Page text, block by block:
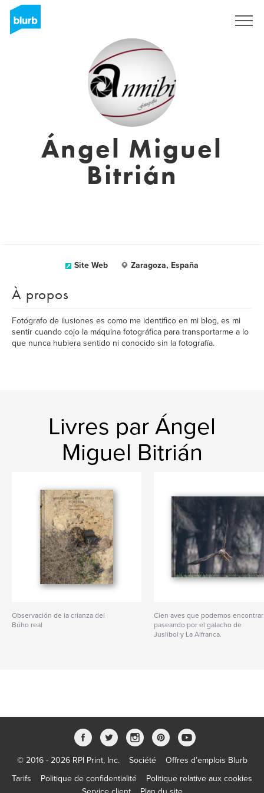
Ángel Miguel
Bitrián
Site Web Zaragoza, España
À propos
Fotógrafo de ilusiones es como me identifico en mi blog, es mi
sentir cuando cojo la máquina fotográfica para transportarme a lo
que nunca hubiera sentido ni conocido sin la fotografía.
Livres par Ángel
Miguel Bitrián
Observación de la crianza del
Búho real
Cien aves que podemos encontrar
paseando por el galacho de
Juslibol y La Alfranca.
© 2016 - 2026 RPI Print, Inc. Société
Offres d’emplois Blurb
Tarifs
Politique de confidentialité
Politique relative aux cookies